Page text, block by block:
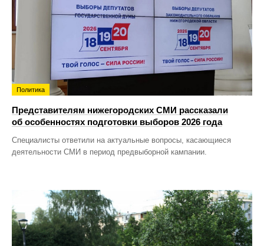
Политика
Представителям нижегородских СМИ рассказали
об особенностях подготовки выборов 2026 года
Специалисты ответили на актуальные вопросы, касающиеся
деятельности СМИ в период предвыборной кампании.